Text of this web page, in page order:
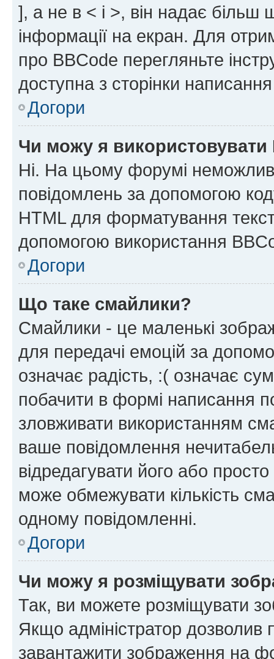
], а не в < і >, він надає більш
інформації на екран. Для
про BBCode перегляньте
доступна з сторінки
Догори
Чи можу я використовувати
Ні. На цьому форумі
повідомлень за допомогою
HTML для форматування
допомогою використання
Догори
Що таке смайлики?
Смайлики - це маленькі
для передачі емоцій за
означає радість, :( означає
побачити в формі написання
зловживати використанням
ваше повідомлення
відредагувати його або
може обмежувати кількість
одному повідомленні.
Догори
Чи можу я розміщувати
Так, ви можете розміщувати
Якщо адміністратор
завантажити зображення на